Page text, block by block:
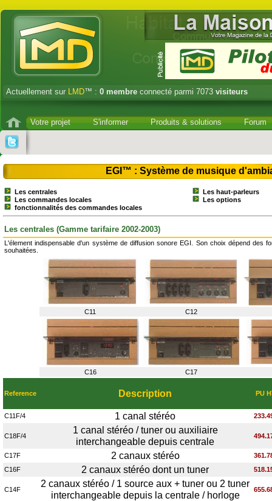
Actuellement sur LMD™ : 0 membre connecté parmi 7073 visiteurs
Votre projet S'informer Produits & solutions Forum
EGI™ : Système de musique
Les centrales
Les commandes locales
fonctionnalités des commandes locales
Les haut-parleurs
Les options
Les centrales (Gamme tarifaire 2002-2003)
L'élement indispensable d'un système de diffusion sonore EGI. Son choix dépend des
souhaitées.
C11 C12
C16 C17
Reference Description PU
C11F/4 1 canal stéréo
C18F/4
1 canal stéréo / tuner ou auxiliaire
interchangeable depuis centrale
C17F 2 canaux stéréo
C16F
2 canaux stéréo dont un tuner
C14F
2 canaux stéréo / 1 source aux + tuner ou 2 tuner
interchangeable depuis la centrale / horloge